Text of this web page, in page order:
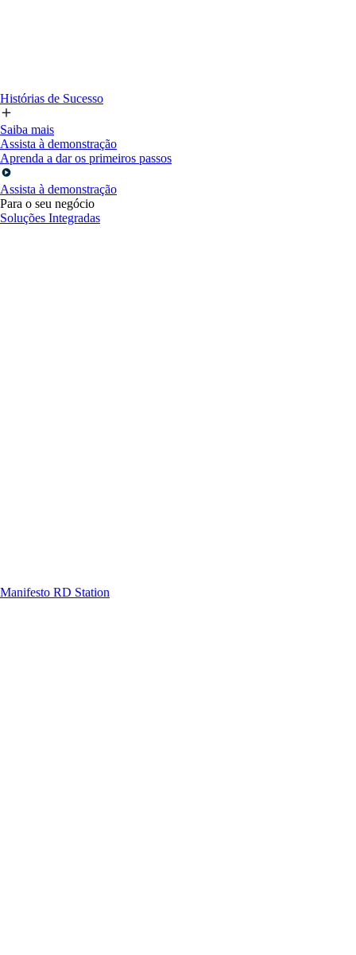
Histórias de Sucesso
Saiba mais
Assista à demonstração
Aprenda a dar os primeiros passos
Assista à demonstração
Para o seu negócio
Soluções Integradas
Manifesto RD Station